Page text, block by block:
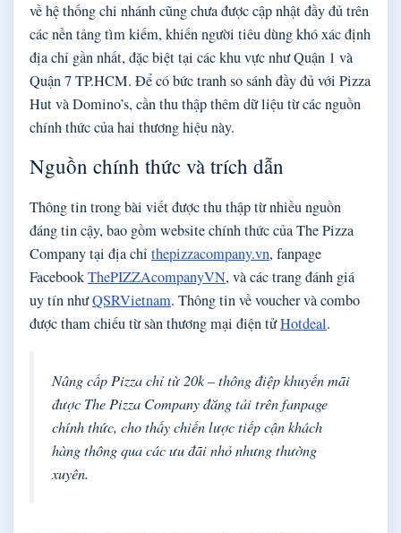
về hệ thống chi nhánh cũng chưa được cập nhật đầy đủ trên
các nền tảng tìm kiếm, khiến người tiêu dùng khó xác định
địa chỉ gần nhất, đặc biệt tại các khu vực như Quận 1 và
Quận 7 TP.HCM. Để có bức tranh so sánh đầy đủ với Pizza
Hut và Domino’s, cần thu thập thêm dữ liệu từ các nguồn
chính thức của hai thương hiệu này.
Nguồn chính thức và trích dẫn
Thông tin trong bài viết được thu thập từ nhiều nguồn
đáng tin cậy, bao gồm website chính thức của The Pizza
Company tại địa chỉ thepizzacompany.vn, fanpage
FacebookThePIZZAcompanyVN, và các trang đánh giá
uy tín nhưQSRVietnam. Thông tin về voucher và combo
được tham chiếu từ sàn thương mại điện tửHotdeal.
Nâng cấp Pizza chỉ từ 20k – thông điệp khuyến mãi
được The Pizza Company đăng tải trên fanpage
chính thức, cho thấy chiến lược tiếp cận khách
hàng thông qua các ưu đãi nhỏ nhưng thường
xuyên.